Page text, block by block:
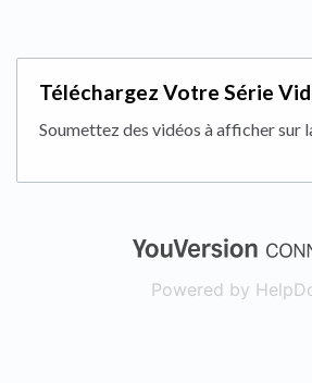
Téléchargez Votre Série
Soumettez des vidéos à afficher sur
Powered by